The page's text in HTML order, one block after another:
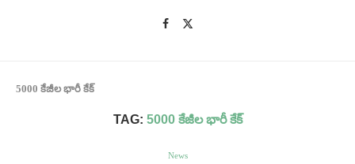
5000 కేజీల భారీ కేక్
TAG: 5000 కేజీల భారీ కేక్
News